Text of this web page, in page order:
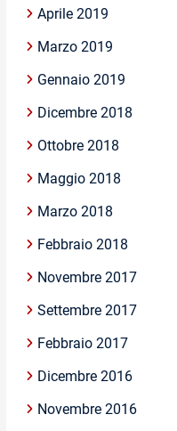
Aprile 2019
Marzo 2019
Gennaio 2019
Dicembre 2018
Ottobre 2018
Maggio 2018
Marzo 2018
Febbraio 2018
Novembre 2017
Settembre 2017
Febbraio 2017
Dicembre 2016
Novembre 2016